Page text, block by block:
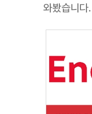
와봤습니다.